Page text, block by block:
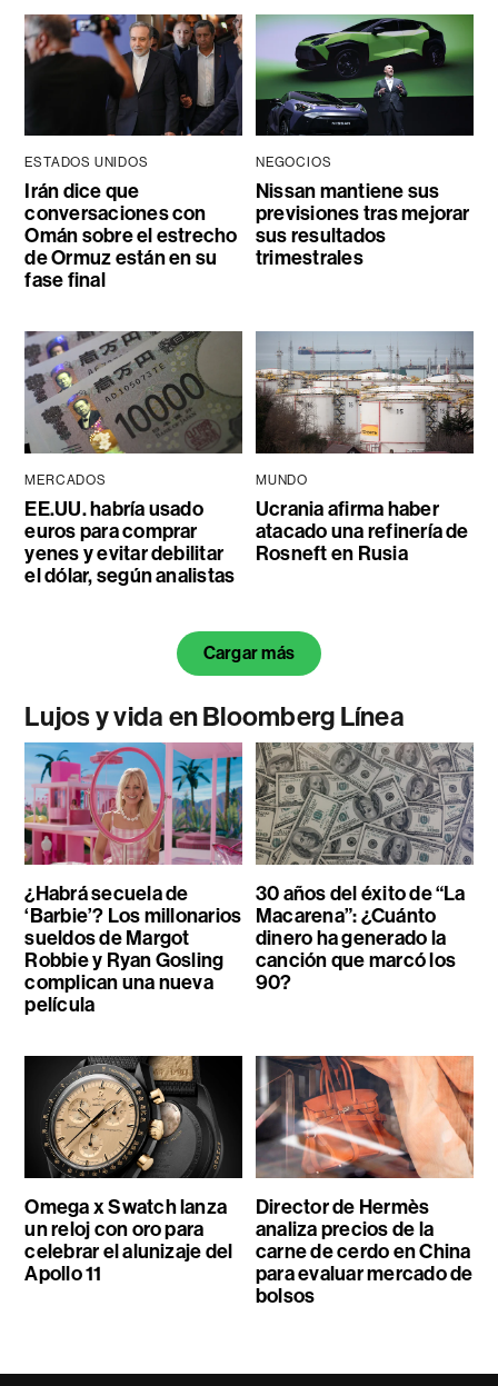
ESTADOS UNIDOS
Irán dice que
conversaciones con
Omán sobre el estrecho
de Ormuz están en su
fase final
NEGOCIOS
Nissan mantiene sus
previsiones tras mejorar
sus resultados
trimestrales
MERCADOS
EE.UU. habría usado
euros para comprar
yenes y evitar debilitar
el dólar, según analistas
MUNDO
Ucrania afirma haber
atacado una refinería de
Rosneft en Rusia
Cargar más
Lujos y vida en Bloomberg Línea
¿Habrá secuela de
‘Barbie’? Los millonarios
sueldos de Margot
Robbie y Ryan Gosling
complican una nueva
película
30 años del éxito de “La
Macarena”: ¿Cuánto
dinero ha generado la
canción que marcó los
90?
Omega x Swatch lanza
un reloj con oro para
celebrar el alunizaje del
Apollo 11
Director de Hermès
analiza precios de la
carne de cerdo en China
para evaluar mercado de
bolsos